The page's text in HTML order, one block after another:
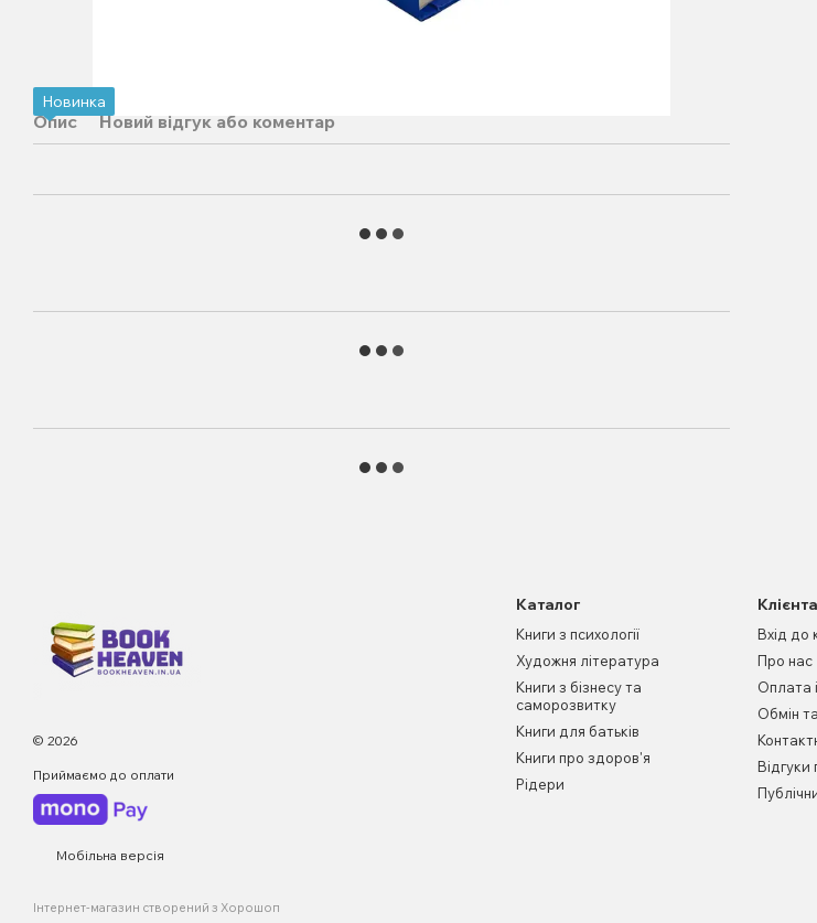
Новинка
Опис Новий відгук або коментар
© 2026
Приймаємо до оплати
Мобільна версія
Інтернет-магазин створений з Хорошоп
Каталог
Книги з психології
Художня література
Книги з бізнесу та
саморозвитку
Книги для батьків
Книги про здоров'я
Рідери
Вхід до
Про нас
Оплата
Обмін
Відгуки